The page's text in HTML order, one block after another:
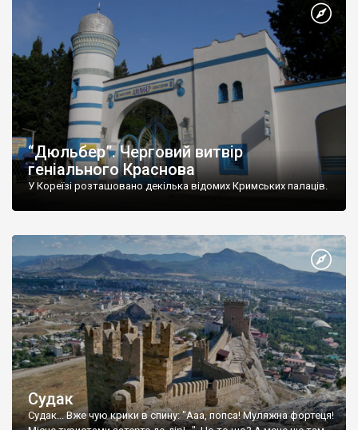
“Дюльбер”. Черговий витвір
геніального Краснова
У Кореїзі розташовано декілька відомих Кримських палаців.
Судак
Судак... Вже чую крики в спину: "Ааа, попса! Муляжна фортеця!